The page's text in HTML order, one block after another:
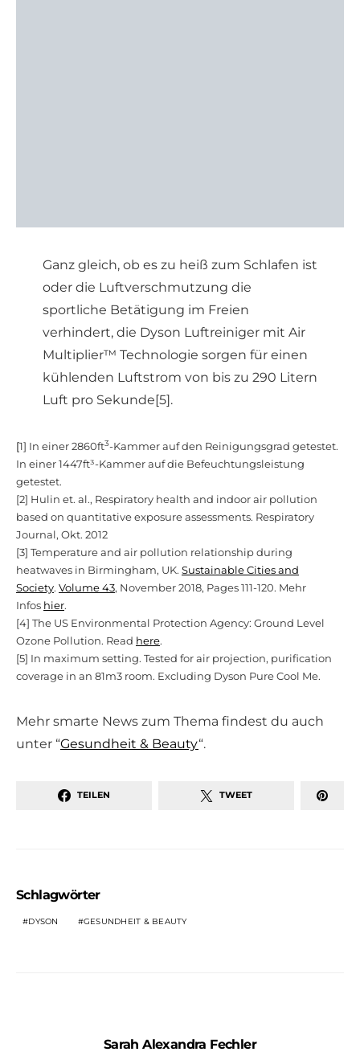
Ganz gleich, ob es zu heiß zum Schlafen ist
oder die Luftverschmutzung die
sportliche Betätigung im Freien
verhindert, die Dyson Luftreiniger mit Air
Multiplier™ Technologie sorgen für einen
kühlenden Luftstrom von bis zu 290 Litern
Luft pro Sekunde[5].
[1] In einer 2860ft3-Kammer auf den Reinigungsgrad getestet.
In einer 1447ft³-Kammer auf die Befeuchtungsleistung
getestet.
[2] Hulin et. al., Respiratory health and indoor air pollution
based on quantitative exposure assessments. Respiratory
Journal, Okt. 2012
[3] Temperature and air pollution relationship during
heatwaves in Birmingham, UK. Sustainable Cities and
Society. Volume 43, November 2018, Pages 111-120. Mehr
Infos hier.
[4] The US Environmental Protection Agency: Ground Level
Ozone Pollution. Read here.
[5] In maximum setting. Tested for air projection, purification
coverage in an 81m3 room. Excluding Dyson Pure Cool Me.
Mehr smarte News zum Thema findest du auch
unter “Gesundheit & Beauty“.
TEILEN TWEET
Schlagwörter
DYSON GESUNDHEIT & BEAUTY
Sarah Alexandra Fechler